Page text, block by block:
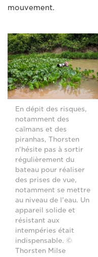
mouvement.
En dépit des risques,
notamment des
caïmans et des
piranhas, Thorsten
n'hésite pas à sortir
régulièrement du
bateau pour réaliser
des prises de vue,
notamment se mettre
au niveau de l'eau. Un
appareil solide et
résistant aux
intempéries était
indispensable. ©
Thorsten Milse